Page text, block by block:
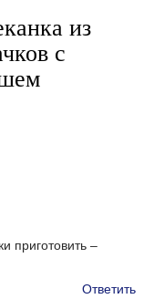
из
с
приготовить –
Ответить